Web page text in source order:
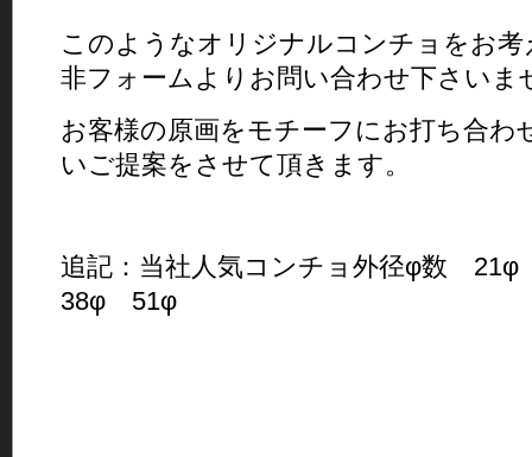
このようなオリジナルコンチョをお考
非フォームよりお問い合わせ下さいま
お客様の原画をモチーフにお打ち合わ
いご提案をさせて頂きます。
追記：当社人気コンチョ外径φ数
38φ 51φ